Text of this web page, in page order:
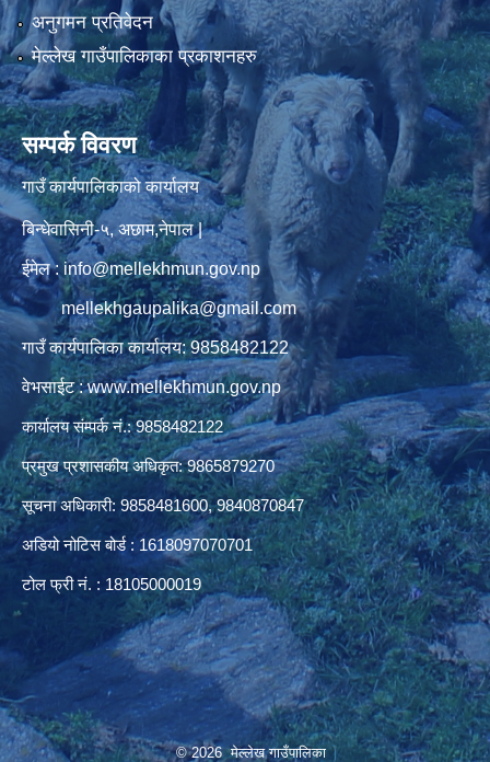
अनुगमन प्रतिवेदन
मेल्लेख गाउँपालिकाका प्रकाशनहरु
सम्पर्क विवरण
गाउँ कार्यपालिकाको कार्यालय
बिन्धेवासिनी-५, अछाम,नेपाल |
ईमेल : info@mellekhmun.gov.np
mellekhgaupalika@gmail.com
गाउँ कार्यपालिका कार्यालय: 9858482122
वेभसाईट : www.mellekhmun.gov.np
कार्यालय संम्पर्क नं.: 9858482122
प्रमुख प्रशासकीय अधिकृत: 9865879270
सूचना अधिकारी: 9858481600, 9840870847
अडियो नोटिस बोर्ड : 1618097070701
टोल फ्री नं. : 18105000019
© 2026 मेल्लेख गाउँपालिका